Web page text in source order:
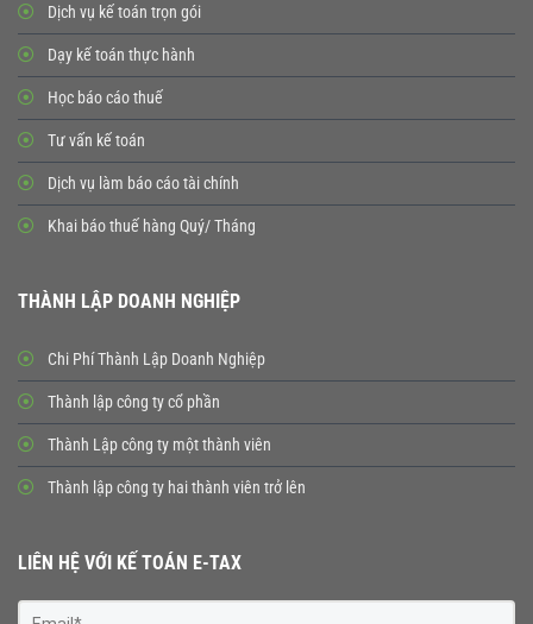
Dịch vụ kế toán trọn gói
Dạy kế toán thực hành
Học báo cáo thuế
Tư vấn kế toán
Dịch vụ làm báo cáo tài chính
Khai báo thuế hàng Quý/ Tháng
THÀNH LẬP DOANH NGHIỆP
Chi Phí Thành Lập Doanh Nghiệp
Thành lập công ty cổ phần
Thành Lập công ty một thành viên
Thành lập công ty hai thành viên trở lên
LIÊN HỆ VỚI KẾ TOÁN E-TAX